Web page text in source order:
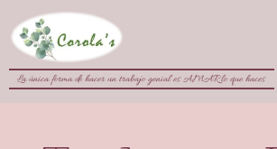
La única forma de hacer un trabajo genial es AMAR lo que haces